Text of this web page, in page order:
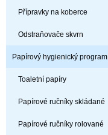
Přípravky na koberce
Odstraňovače skvrn
Papírový hygienický program
Toaletní papíry
Papírové ručníky skládané
Papírové ručníky rolované